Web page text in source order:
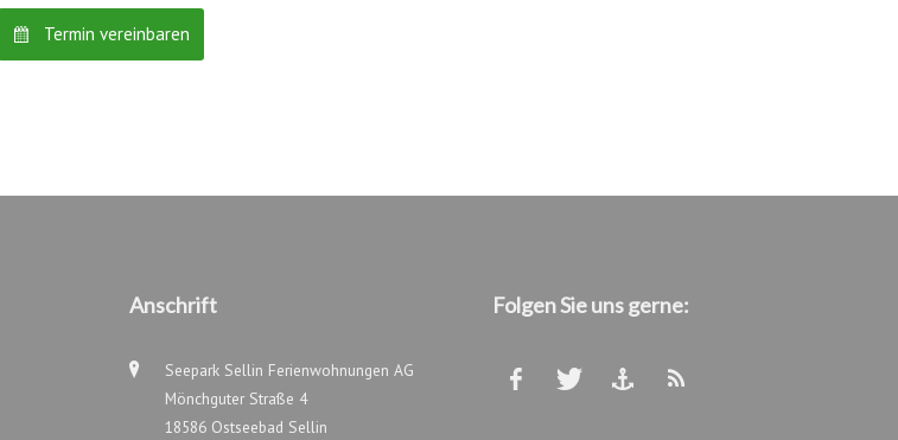
Termin vereinbaren
Anschrift
Seepark Sellin Ferienwohnungen AG
Mönchguter Straße 4
18586 Ostseebad Sellin
Folgen Sie uns gerne: